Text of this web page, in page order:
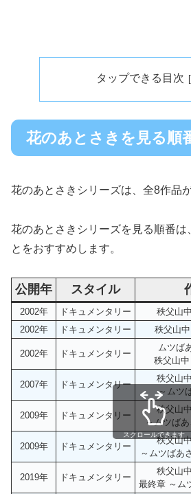
タップできる目次
花のあとさきを見る順
花のあとさきシリーズは、全8作品
花のあとさきシリーズを見る順番は
とをおすすめします。
公開年 スタイル
2002年 ドキュメンタリー 秩父山
2002年
ドキュメンタリー 秩父山
2002年 ドキュメンタリー
ムツば
秩父山
2007年 ドキュメンタリー
秩父山
～ムツ
2009年 ドキュメンタリー
秩父山
～ムツば
2009年 ドキュメンタリー
秩父山
～ムツばあ
2019年 ドキュメンタリー
秩父山
最終章 ～ム
スクロールできます